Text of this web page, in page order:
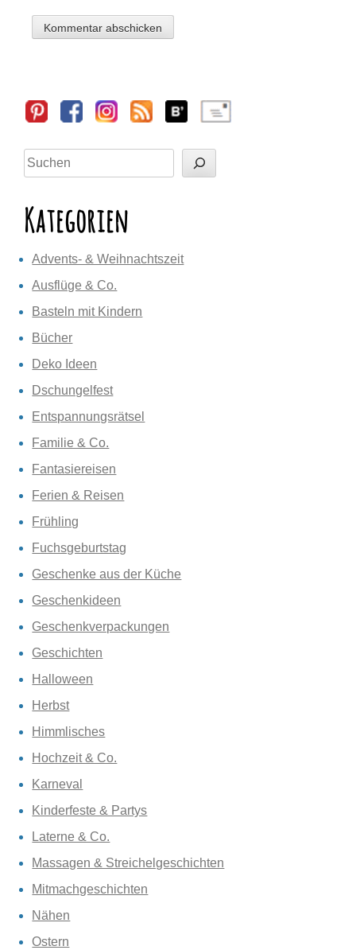
Sidebar
Suchen
Kategorien
Advents- & Weihnachtszeit
Ausflüge & Co.
Basteln mit Kindern
Bücher
Deko Ideen
Dschungelfest
Entspannungsrätsel
Familie & Co.
Fantasiereisen
Ferien & Reisen
Frühling
Fuchsgeburtstag
Geschenke aus der Küche
Geschenkideen
Geschenkverpackungen
Geschichten
Halloween
Herbst
Himmlisches
Hochzeit & Co.
Karneval
Kinderfeste & Partys
Laterne & Co.
Massagen & Streichelgeschichten
Mitmachgeschichten
Nähen
Ostern